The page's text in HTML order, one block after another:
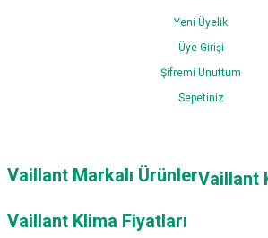
Yeni Üyelik
Üye Girişi
Şifremi Unuttum
Sepetiniz
Vaillant Markalı ÜrünlerVaillant
Vaillant Klima Fiyatları